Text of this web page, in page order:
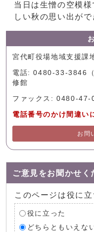
当日は生憎の空模
しい秋の思い出が
宮代町役場地域支援課
電話: 0480-33-3846（
修館
ファックス: 0480-47-
電話番号のかけ間違い
お問
ご意見をお聞かせく
このページは役に立
役に立った
どちらともいえな